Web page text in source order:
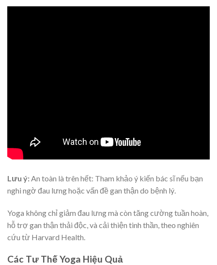
Lưu ý:An toàn là trên hết: Tham khảo ý kiến bác sĩ nếu bạn
nghi ngờ đau lưng hoặc vấn đề gan thận do bệnh lý.
Yoga không chỉ giảm đau lưng mà còn tăng cường tuần hoàn,
hỗ trợ gan thận thải độc, và cải thiện tinh thần, theo nghiên
cứu từ Harvard Health.
Các Tư Thế Yoga Hiệu Quả